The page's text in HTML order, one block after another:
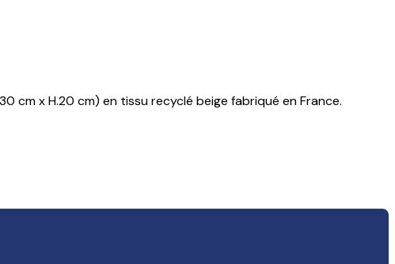
cm x H.20 cm) en tissu recyclé beige fabriqué en France.